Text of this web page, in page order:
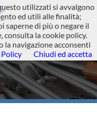
E
utilizzati si avvalgono
ed utili alle finalità;
saperne di più o negare il
consulta la cookie policy.
la navigazione acconsenti
Chiudi ed accetta